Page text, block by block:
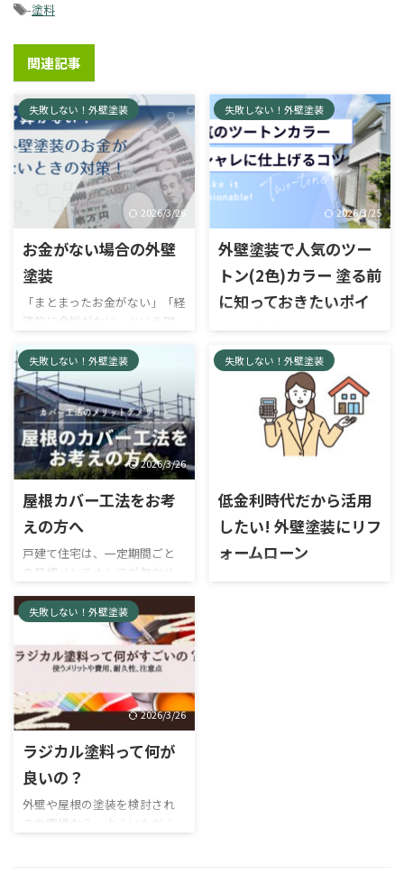
-塗料
関連記事
失敗しない！外壁塗装
2026/3/26
お金がない場合の外壁
塗装
「まとまったお金がない」「経
済的に余裕がない」という理
んでおられる方は多いのではな
いでしょうか？塗装は築8年位
から徐々に色褪せや劣化症状
が発生し、年月と共に徐々に
劣化症状は進行してきます。そ
して10年程度経つと塗り替え
の時期になり、費用の問題が出
てきてしまいます。 結論から
お伝えすると、まとまったお金
がなくても外壁塗装は可能で
す。外壁塗装のお金がない場
合、火災保険を利用する、ロ
ーンを活用する、市区町村の助
成金をもらう、相見積もりで
安い業者を探すなどの方法が
あります。一方、外壁塗 ...
失敗しない！外壁塗装
2026/3/25
外壁塗装で人気のツー
トン(2色)カラー 塗る前
に知っておきたいポイ
ント【外壁塗装色選
び】
家の外壁をリフォーム（塗装
や、サイディングの重ね張り・
張り替え）しようと検討した
際、せっかくだからイメージ
を変えたいと考えることはあ
（2色塗り)は家の外観にこだわ
りたい方に人気の外壁の塗り
方です。2色や3色を使用して
塗装するため、色の組み合わ
失敗しない！外壁塗装
2026/3/26
屋根カバー工法をお考
えの方へ
戸建て住宅は、一定期間ごと
の屋根メンテナンスが欠かせ
んでいる場合は、塗装だけでは
建物を守りきれないこともあ
ります。 そんなときに選択肢
となるのが「重ね葺き（カバ
ー工法）」です。既存の屋根を
撤去せずに新しい屋根材を重
ねる方法で、コストを抑えつつ
耐久性を高めることができま
す。 この記事では、屋根のカ
バー工法（重ね葺き）の概要
や費用、メリット・デメリッ
トを分かりやすく解説します。
屋根改修を正しく行うことで、
失敗しない！外壁塗装
低金利時代だから活用
したい! 外壁塗装にリフ
ォームローン
横須賀で外壁塗装・屋根工事
失敗しない！外壁塗装
2026/3/26
ラジカル塗料って何が
良いの？
外壁や屋根の塗装を検討され
るお客様から、よくいただく